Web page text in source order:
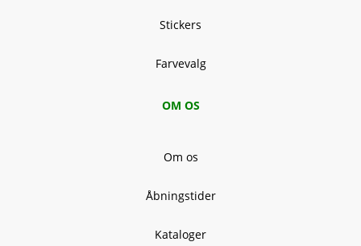
Stickers
Farvevalg
OM OS
Om os
Åbningstider
Kataloger